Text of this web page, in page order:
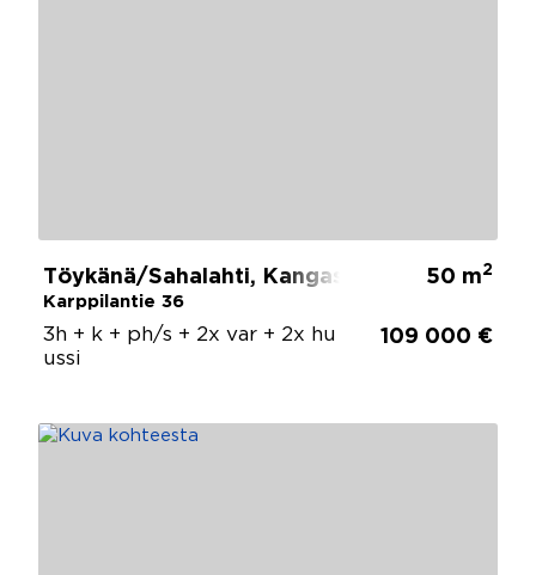
Töykänä/Sahalahti, Kangasala
Karppilantie 36
50 m2
3h + k + ph/s + 2x var + 2x hu
ussi
109 000 €